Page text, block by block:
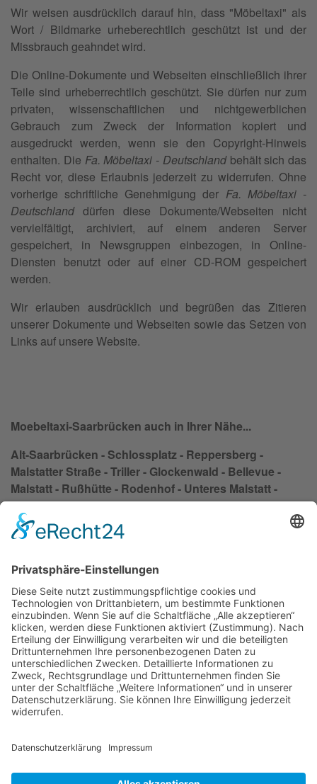
Wir weisen ausdrücklich darauf hin, dass "Möbeltaxi" als
Wort / Bildmarke urheberechtlich geschützt ist und der
Missbrauch geahndet wird.
Die Online-Dokumente und Webseiten einschließlich ihrer
Teile sind urheberrechtlich geschützt. Sie dürfen nur zum
privaten, wissenschaftlichen und nichtgewerblichen
Gebrauch zum Zweck der Information kopiert und
ausgedruckt werden, wenn sie den Copyright-Hinweis
enthalten. Die Fa. Möbeltaxi - Deutschlandbehält sich das
Recht vor, diese Erlaubnis jederzeit zu widerrufen. Ohne
vorherige schriftliche Genehmigung der Fa. Möbeltaxi -
Deutschlanddürfen diese Dokumente/Webseiten nicht
vervielfältigt, archiviert, auf einem anderen Server
gespeichert, in Newsgruppen einbezogen, in Online-
Diensten benutzt oder auf einer CD-ROM gespeichert
werden.
Wir erlauben ausdrücklich und begrüßen das Zitieren
unserer Dokumente und Webseiten sowie das Setzen von
Links auf unsere Website.
Moebeltaxi-Saarbrücken auch in Ihrer Nähe...
Alt-Saarbrücken - Schlossplatz - Reppersberg -
Malstatter Straße - Triller - Glockenwald - Bellevue -
Malstatt - Rußhütte - Rodenhof - Unteres Malstatt -
Leipziger Straße - Jenneweg - Rastpfuhl - St. Johann -
Hauptbahnhof - Nauwieser Viertel - St. Johanner Markt
- Am Staden - Kaninchenberg - Rotenbühl - Am
- Arnual - Wackenberg - Winterberg
Impressum
Datenschutzerklärung
AGB
Kontakt
Das Möbeltaxi - die Idee
Werbung schalten / Kooperationsanfrage